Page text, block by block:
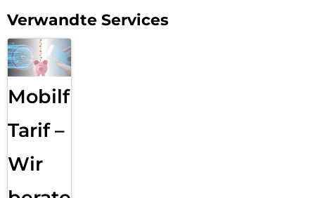
Verwandte Services
Mobilfunk
Tarif –
Wir